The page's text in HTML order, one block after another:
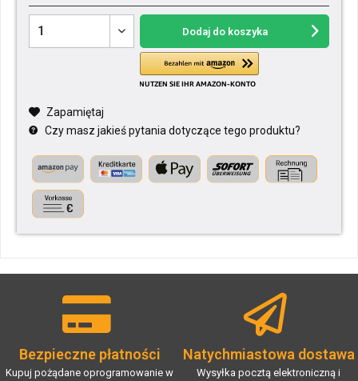
Dodaj do koszyka
Zapamiętaj
Czy masz jakieś pytania dotyczące tego produktu?
Bezpieczne płatności
Kupuj pożądane oprogramowanie w
Natychmiastowa dostawa
Wysyłka pocztą elektroniczną i